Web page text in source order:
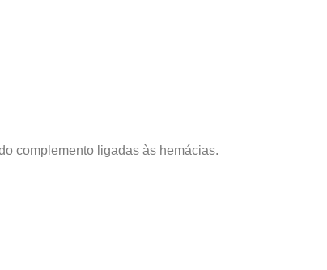
complemento ligadas às hemácias.